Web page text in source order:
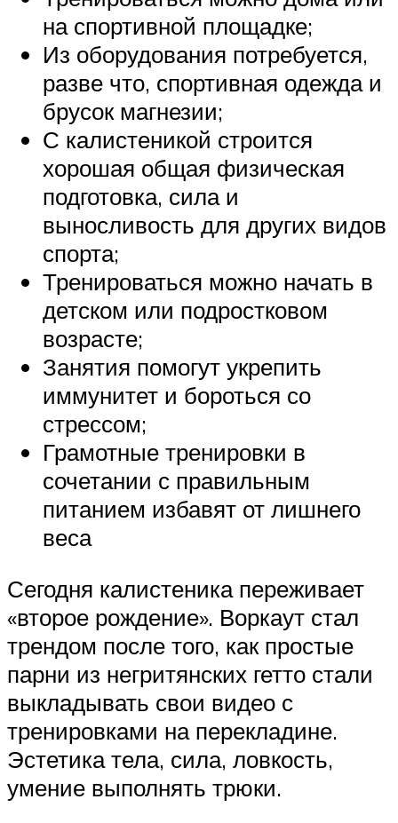
на спортивной площадке;
Из оборудования потребуется,
разве что, спортивная одежда и
брусок магнезии;
С калистеникой строится
хорошая общая физическая
подготовка, сила и
выносливость для других видов
спорта;
Тренироваться можно начать в
детском или подростковом
возрасте;
Занятия помогут укрепить
иммунитет и бороться со
стрессом;
Грамотные тренировки в
сочетании с правильным
питанием избавят от лишнего
веса
Сегодня калистеника переживает
«второе рождение». Воркаут стал
трендом после того, как простые
парни из негритянских гетто стали
выкладывать свои видео с
тренировками на перекладине.
Эстетика тела, сила, ловкость,
умение выполнять трюки.